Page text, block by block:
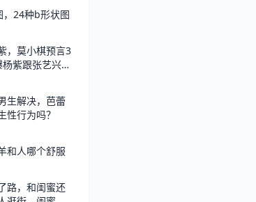
，24种b形状图
，莫小棋预言3
紫跟张艺兴在
生解决，芭蕾
性行为吗？
和人哪个舒服
路，和闺蜜还